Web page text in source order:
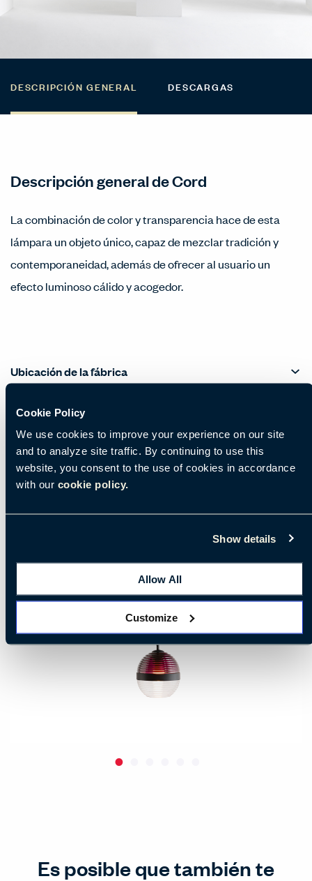
Cookie Policy
We use cookies to improve your experience on our site
and to analyze site traffic. By continuing to use this
website, you consent to the use of cookies in accordance
with our cookie policy.
Show details
Allow All
Customize
DESCRIPCIÓN GENERAL DESCARGAS
Descripción general de Cord
La combinación de color y transparencia hace de esta
lámpara un objeto único, capaz de mezclar tradición y
contemporaneidad, además de ofrecer al usuario un
efecto luminoso cálido y acogedor.
Ubicación de la fábrica
Es posible que también te